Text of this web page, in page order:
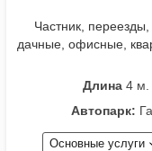
Частник, переезды,
дачные, офисные,
Длина4 м.
Автопарк:
Основные услуги